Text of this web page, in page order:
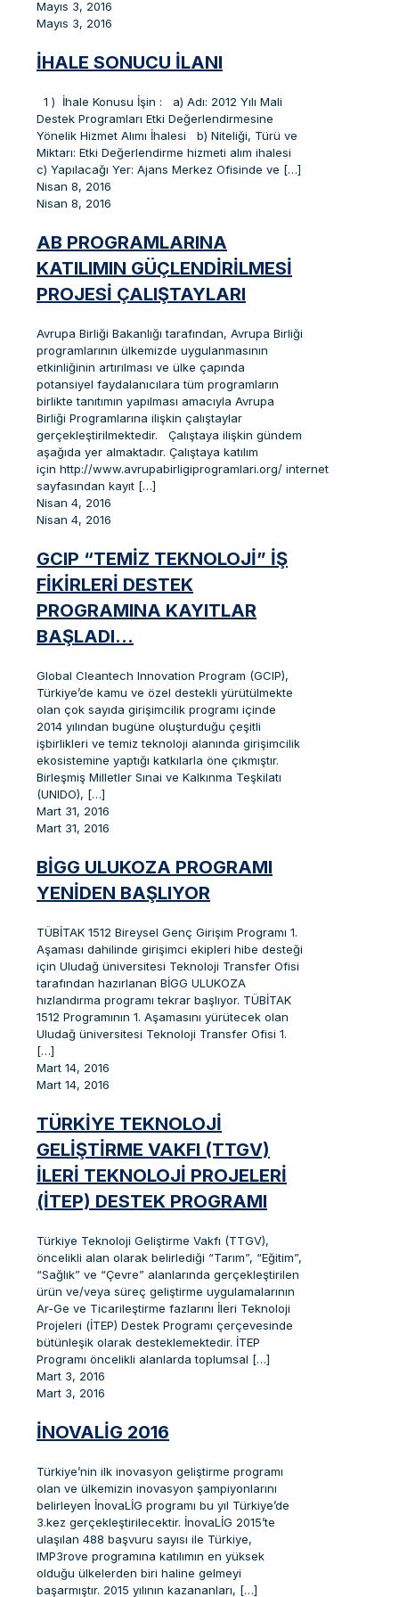
Mayıs 3, 2016
Mayıs 3, 2016
İHALE SONUCU İLANI
1 ) İhale Konusu İşin : a) Adı: 2012 Yılı Mali
Destek Programları Etki Değerlendirmesine
Yönelik Hizmet Alımı İhalesi b) Niteliği, Türü ve
Miktarı: Etki Değerlendirme hizmeti alım ihalesi
c) Yapılacağı Yer: Ajans Merkez Ofisinde ve […]
Nisan 8, 2016
Nisan 8, 2016
AB PROGRAMLARINA
KATILIMIN GÜÇLENDIRILMESI
PROJESI ÇALIŞTAYLARI
Avrupa Birliği Bakanlığı tarafından, Avrupa Birliği
programlarının ülkemizde uygulanmasının
etkinliğinin artırılması ve ülke çapında
potansiyel faydalanıcılara tüm programların
birlikte tanıtımın yapılması amacıyla Avrupa
Birliği Programlarına ilişkin çalıştaylar
gerçekleştirilmektedir. Çalıştaya ilişkin gündem
aşağıda yer almaktadır. Çalıştaya katılım
için http://www.avrupabirligiprogramlari.org/ internet
sayfasından kayıt […]
Nisan 4, 2016
Nisan 4, 2016
GCIP “TEMIZ TEKNOLOJI” İŞ
FIKIRLERI DESTEK
PROGRAMINA KAYITLAR
BAŞLADI…
Global Cleantech Innovation Program (GCIP),
Türkiye’de kamu ve özel destekli yürütülmekte
olan çok sayıda girişimcilik programı içinde
2014 yılından bugüne oluşturduğu çeşitli
işbirlikleri ve temiz teknoloji alanında girişimcilik
ekosistemine yaptığı katkılarla öne çıkmıştır.
Birleşmiş Milletler Sınai ve Kalkınma Teşkilatı
(UNIDO), […]
Mart 31, 2016
Mart 31, 2016
BİGG ULUKOZA PROGRAMI
YENİDEN BAŞLIYOR
TÜBİTAK 1512 Bireysel Genç Girişim Programı 1.
Aşaması dahilinde girişimci ekipleri hibe desteği
için Uludağ üniversitesi Teknoloji Transfer Ofisi
tarafından hazırlanan BİGG ULUKOZA
hızlandırma programı tekrar başlıyor. TÜBİTAK
1512 Programının 1. Aşamasını yürütecek olan
Uludağ üniversitesi Teknoloji Transfer Ofisi 1.
[…]
Mart 14, 2016
Mart 14, 2016
TÜRKIYE TEKNOLOJI
GELIŞTIRME VAKFI (TTGV)
İLERI TEKNOLOJI PROJELERI
(İTEP) DESTEK PROGRAMI
Türkiye Teknoloji Geliştirme Vakfı (TTGV),
öncelikli alan olarak belirlediği “Tarım”, “Eğitim”,
“Sağlık” ve “Çevre” alanlarında gerçekleştirilen
ürün ve/veya süreç geliştirme uygulamalarının
Ar-Ge ve Ticarileştirme fazlarını İleri Teknoloji
Projeleri (İTEP) Destek Programı çerçevesinde
bütünleşik olarak desteklemektedir. İTEP
Programı öncelikli alanlarda toplumsal […]
Mart 3, 2016
Mart 3, 2016
İNOVALİG 2016
Türkiye’nin ilk inovasyon geliştirme programı
olan ve ülkemizin inovasyon şampiyonlarını
belirleyen İnovaLİG programı bu yıl Türkiye’de
3.kez gerçekleştirilecektir. İnovaLİG 2015’te
ulaşılan 488 başvuru sayısı ile Türkiye,
IMP3rove programına katılımın en yüksek
olduğu ülkelerden biri haline gelmeyi
başarmıştır. 2015 yılının kazananları, […]